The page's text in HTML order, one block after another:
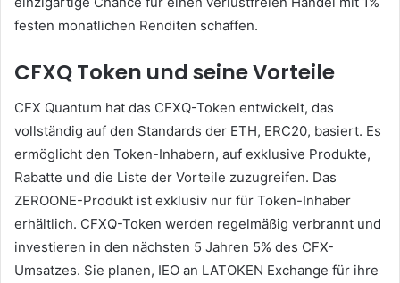
festen monatlichen Renditen schaffen.
CFXQ Token und seine Vorteile
CFX Quantum hat das CFXQ-Token entwickelt, das
vollständig auf den Standards der ETH, ERC20, basiert. Es
ermöglicht den Token-Inhabern, auf exklusive Produkte,
Rabatte und die Liste der Vorteile zuzugreifen. Das
ZEROONE-Produkt ist exklusiv nur für Token-Inhaber
erhältlich. CFXQ-Token werden regelmäßig verbrannt und
investieren in den nächsten 5 Jahren 5% des CFX-
Umsatzes. Sie planen, IEO an LATOKEN Exchange für ihre